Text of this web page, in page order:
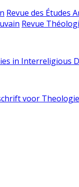
Revue des Études
Revue
in Interreligious
voor Theologie